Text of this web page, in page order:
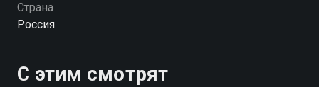
Страна
Россия
С этим смотрят